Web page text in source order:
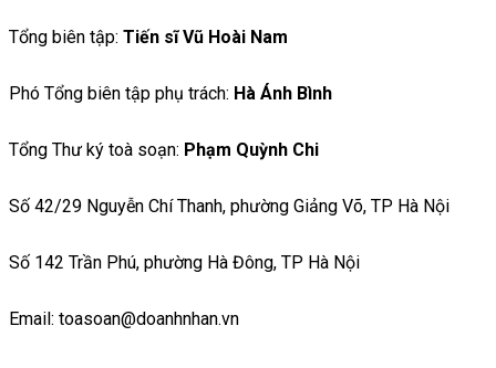
Tổng biên tập: Tiến sĩ Vũ Hoài Nam
Phó Tổng biên tập phụ trách: Hà Ánh Bình
Tổng Thư ký toà soạn: Phạm Quỳnh Chi
Số 42/29 Nguyễn Chí Thanh, phường Giảng Võ, TP Hà Nội
Số 142 Trần Phú, phường Hà Đông, TP Hà Nội
Email: toasoan@doanhnhan.vn